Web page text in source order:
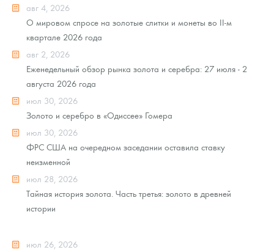
авг 4, 2026
О мировом спросе на золотые слитки и монеты во II-м
квартале 2026 года
авг 2, 2026
Еженедельный обзор рынка золота и серебра: 27 июля - 2
августа 2026 года
июл 30, 2026
Золото и серебро в «Одиссее» Гомера
июл 30, 2026
ФРС США на очередном заседании оставила ставку
неизменной
июл 28, 2026
Тайная история золота. Часть третья: золото в древней
истории
июл 26, 2026